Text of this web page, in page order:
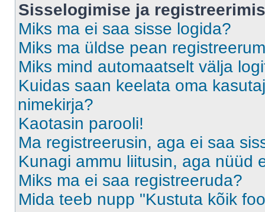
Sisselogimise ja
Miks ma ei saa sisse logida?
Miks ma üldse pean
Miks mind automaatselt välja
Kuidas saan keelata oma
nimekirja?
Kaotasin parooli!
Ma registreerusin, aga ei saa
Kunagi ammu liitusin, aga nüüd
Miks ma ei saa registreeruda?
Mida teeb nupp "Kustuta kõik